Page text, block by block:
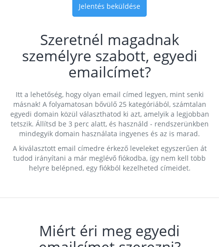
Jelentés beküldése
Szeretnél magadnak
személyre szabott, egyedi
emailcímet?
Itt a lehetőség, hogy olyan email címed legyen, mint senki
másnak! A folyamatosan bővülő 25 kategóriából, számtalan
egyedi domain közül választhatod ki azt, amelyik a legjobban
tetszik. Állítsd be 3 perc alatt, és használd - rendszerünkben
mindegyik domain használata ingyenes és az is marad.
A kiválasztott email címedre érkező leveleket egyszerűen át
tudod irányítani a már meglévő fiókodba, így nem kell több
helyre belépned, egy fiókból kezelheted címeidet.
Miért éri meg egyedi